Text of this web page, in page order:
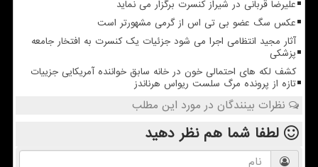
علیرضا قربانی در شیراز کنسرت برگزار می نماید
عکس سگ عضو بی تی اس از گرمی مشهورتر است
آثار مجید انتظامی اجرا می شود جزئیات یک کنسرت به افتخار جامعه
پزشکی
کشف لکه های احتمالی خون در خانه سابق خواننده آمریکایی جزییات
تازه از پرونده مرگ سلست ریواس هرناندز
نظرات بینندگان در مورد این مطلب
لطفا شما همنظر دهید